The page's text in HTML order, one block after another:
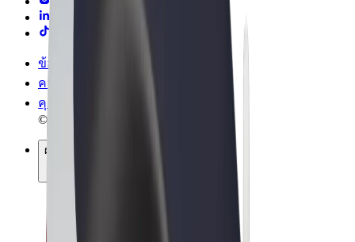
ข้อกำหนด และเงื่อนไข
ความเป็นส่วนตัว
คุกกี้
© 2026 Bolt Technology OÜ
ผลิตภัณฑ์
การโดยสาร
สกู๊ตเตอร์